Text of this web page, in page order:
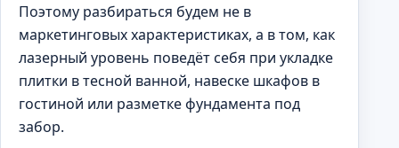
Поэтому разбираться будем не в
маркетинговых характеристиках, а в том, как
лазерный уровень поведёт себя при укладке
плитки в тесной ванной, навеске шкафов в
гостиной или разметке фундамента под
забор.